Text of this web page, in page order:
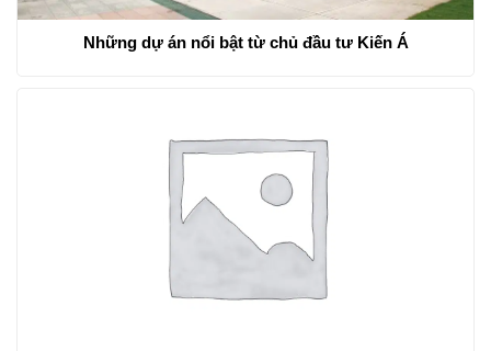
Những dự án nổi bật từ chủ đầu tư Kiến Á